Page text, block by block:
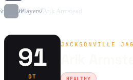
/Players/Arik Armstead
91
DT
JACKSONVILLE
HEALTHY